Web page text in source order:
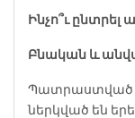
Ինչո՞ւ
Բնական և
Պատրաստված
ներկված են